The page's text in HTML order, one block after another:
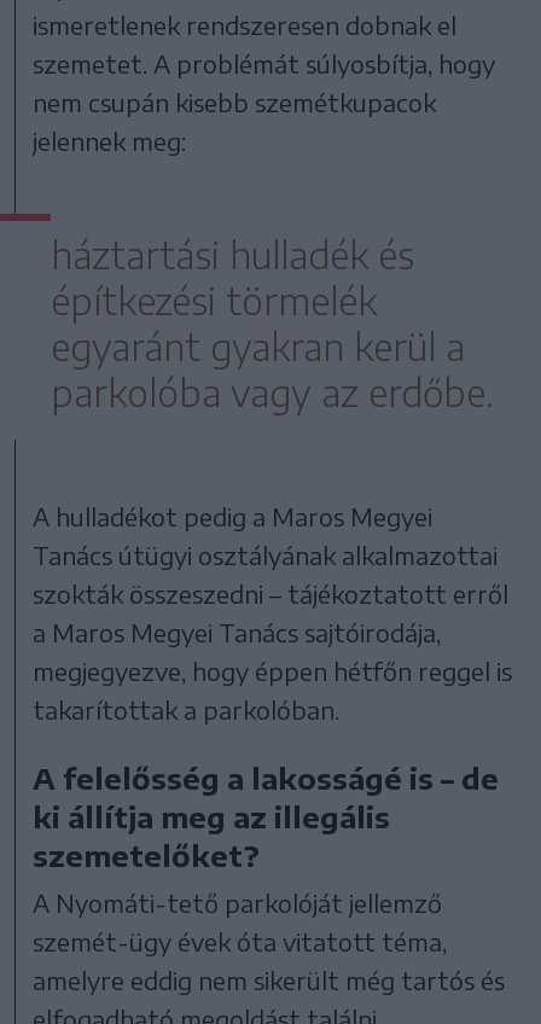
ismeretlenek rendszeresen dobnak el
szemetet. A problémát súlyosbítja, hogy
nem csupán kisebb szemétkupacok
jelennek meg:
háztartási hulladék és
építkezési törmelék
egyaránt gyakran kerül a
parkolóba vagy az erdőbe.
A hulladékot pedig a Maros Megyei
Tanács útügyi osztályának alkalmazottai
szokták összeszedni – tájékoztatott erről
a Maros Megyei Tanács sajtóirodája,
megjegyezve, hogy éppen hétfőn reggel is
takarítottak a parkolóban.
A felelősség a lakosságé is – de
ki állítja meg az illegális
szemetelőket?
A Nyomáti-tető parkolóját jellemző
szemét-ügy évek óta vitatott téma,
amelyre eddig nem sikerült még tartós és